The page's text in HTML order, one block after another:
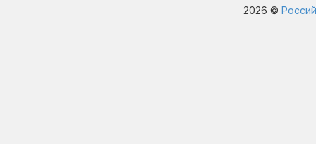
2026 ©